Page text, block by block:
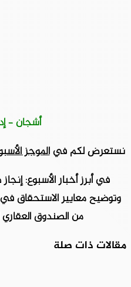
أشجان –
نستعرض لكم فيالموجز
في أبرز أخبار الأسبوع:
وتوضيح معايير الاستحقاق
من الصندوق
مقالات ذات صلة